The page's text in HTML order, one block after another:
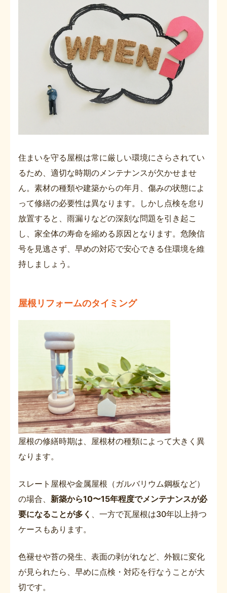
住まいを守る屋根は常に厳しい環境にさらされてい
るため、適切な時期のメンテナンスが欠かせませ
ん。素材の種類や建築からの年月、傷みの状態によ
って修繕の必要性は異なります。しかし点検を怠り
放置すると、雨漏りなどの深刻な問題を引き起こ
し、家全体の寿命を縮める原因となります。危険信
号を見逃さず、早めの対応で安心できる住環境を維
持しましょう。
屋根リフォームのタイミング
屋根の修繕時期は、屋根材の種類によって大きく異
なります。
スレート屋根や金属屋根（ガルバリウム鋼板など）
の場合、 新築から10〜15年程度でメンテナンスが必
要になることが多く 、一方で瓦屋根は30年以上持つ
ケースもあります。
色褪せや苔の発生、表面の剥がれなど、外観に変化
が見られたら、早めに点検・対応を行なうことが大
切です。